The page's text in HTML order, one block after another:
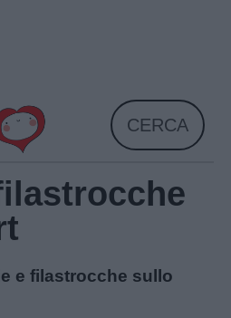
CERCA
e filastrocche sullo